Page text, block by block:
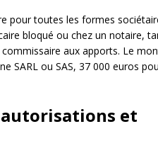
pour toutes les formes
bloqué ou chez un notaire,
commissaire aux apports. Le
SARL ou SAS, 37 000 euros
et